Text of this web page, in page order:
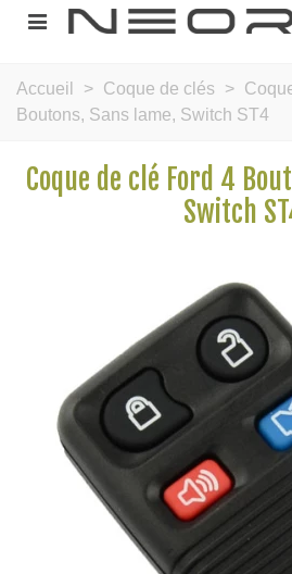
Accueil > Coque de clés >
Boutons, Sans lame, Switch ST4
Coque de clé Ford 4
Switch